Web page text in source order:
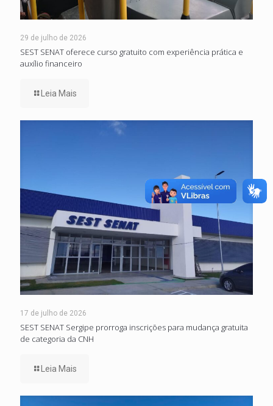
29 de julho de 2026
SEST SENAT oferece curso gratuito com experiência prática e
auxílio financeiro
Leia Mais
17 de julho de 2026
SEST SENAT Sergipe prorroga inscrições para mudança gratuita
de categoria da CNH
Leia Mais